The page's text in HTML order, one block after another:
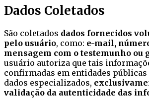
Dados Coletados
São coletados dados fornecidos
pelo usuário, como: e-mail,
mensagem com o testemunho ou
usuário autoriza que tais
confirmadas em entidades públicas
dados especializados,
validação da autenticidade das